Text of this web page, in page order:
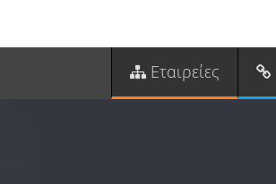
Εταιρείες